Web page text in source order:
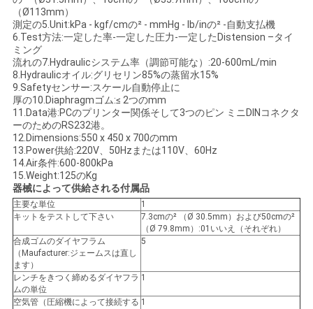
（Ø113mm）
測定の5.Unit:kPa - kgf/cmの² - mmHg - lb/inの² -自動支払機
6.Test方法:一定した率-一定した圧力-一定したDistension –タイ
ミング
流れの7.Hydraulicシステム率（調節可能な）:20-600mL/min
8.Hydraulicオイル:グリセリン85%の蒸留水15%
9.Safetyセンサー:スケール自動停止に
厚の10.Diaphragmゴム:≤ 2つのmm
11.Data港:PCのプリンター関係そして3つのピン ミニDINコネクタ
ーのためのRS232港。
12.Dimensions:550 x 450 x 700のmm
13.Power供給:220V、50Hzまたは110V、60Hz
14.Air条件:600-800kPa
15.Weight:125のKg
器械によって供給される付属品
主要な単位
1
キットをテストして下さい
7.3cmの² （Ø 30.5mm）および50cmの²
（Ø 79.8mm）:01いいえ（それぞれ）
合成ゴムのダイヤフラム
（Maufacturer:ジェームスは直し
ます）
5
レンチをきつく締めるダイヤフラ
ムの単位
1
空気管（圧縮機によって接続する 1